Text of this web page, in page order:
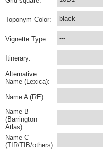
Toponym Color: black
Vignette Type : ---
Itinerary:
Alternative
Name (Lexica):
Name A (RE):
Name B
(Barrington
Atlas):
Name C
(TIR/TIB/others):